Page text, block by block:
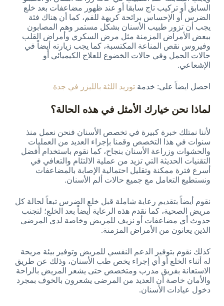
السابق أو تركيب تاج سابقا أو عند ظهور مضاعفات بعد خلع
الضرس أو الإحساس برائحة كريهة للفم، كما أن هناك فئة
يجب أن تزور طبيب الأسنان بشكل مستمر وهم المصابون
ببعض الأمراض المزمنة مثل مرض السكري وأمراض القلب
وفيروس نقص المناعة المكتسبة، كما يجب زيارته أيضاً في
حالات الحمل وفي حالات الخضوع للعلاج الكيميائي أو
الإشعاعي.
احصل ايضاً على: خدمة توريد اللثة بالليزر في جدة
لماذا نحن خيارك الأمثل في هذه الحالة؟
لأننا نمتلك خبرة كبيرة في تخصص الأسنان فنحن نعمل منذ
سنوات في هذا التخصص وقمنا بإجراء العديد من العمليات
والحشوات وزراعة الأسنان بنجاح، كما نقوم باستخدام أفضل
التقنيات الحديثة التي تزيد من عملية الالتئام والتعافي في
أسرع فترة ممكنة وتقليل احتمالية الإصابة بالمضاعفات
ونستطيع التعامل مع جميع حالات ألم الأسنان.
نقوم أيضاً بتقديم رعاية شاملة قبل خلع الضرس تبعاً لحالة كل
مريض الصحية، كما نقدم هذه الرعاية أيضاً بعد الخلع؛ لتجنب
حدوث أي مضاعفات أو نزيف للمريض وخاصة لدى المرضى
الذين يعانون من الأمراض المزمنة.
كذلك نقوم بتوفير الدعم النفسي للمريض وتوفير بيئة مريحة
له أثناء الخلع أو أي إجراء يخص طب الأسنان، وذلك عن طريق
الاستعانة بفريق مدرب ومتخصص حتى يشعر المريض بالراحة
والأمان خاصة أن العديد من المرضى يشعرون بالخوف بمجرد
دخول عيادات الأسنان.